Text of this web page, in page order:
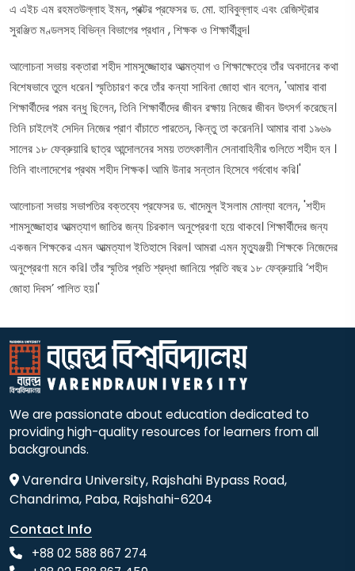
এ এইচ এম রহমতউল্লাহ ইমন, প্রক্টর প্রফেসর ড. মো. হাবিবুল্লাহ এবং রেজিস্ট্রার
সুরঞ্জিত মণ্ডলসহ বিভিন্ন বিভাগের প্রধান , শিক্ষক ও শিক্ষার্থীবৃন্দ।
আলোচনা সভায় বক্তারা শহীদ শামসুজ্জোহার আত্মত্যাগ ও শিক্ষাক্ষেত্রে তাঁর অবদানের কথা
বিশেষভাবে তুলে ধরেন। স্মৃতিচারণ করে তাঁর কন্যা সাবিনা জোহা খান বলেন, 'আমার বাবা
শিক্ষার্থীদের পরম বন্ধু ছিলেন, তিনি শিক্ষার্থীদের জীবন রক্ষায় নিজের জীবন উৎসর্গ করেছেন।
তিনি চাইলেই সেদিন নিজের প্রাণ বাঁচাতে পারতেন, কিন্তু তা করেননি। আমার বাবা ১৯৬৯
সালের ১৮ ফেব্রুয়ারি ছাত্র আন্দোলনের সময় ততৎকালীন সেনাবাহিনীর গুলিতে শহীদ হন ।
তিনি বাংলাদেশের প্রথম শহীদ শিক্ষক। আমি উনার সন্তান হিসেবে গর্ববোধ করি।'
আলোচনা সভায় সভাপতির বক্তব্যে প্রফেসর ড. খাদেমুল ইসলাম মোল্যা বলেন, 'শহীদ
শামসুজ্জোহার আত্মত্যাগ জাতির জন্য চিরকাল অনুপ্রেরণা হয়ে থাকবে। শিক্ষার্থীদের জন্য
একজন শিক্ষকের এমন আত্মত্যাগ ইতিহাসে বিরল। আমরা এমন মৃত্যুঞ্জয়ী শিক্ষকে নিজেদের
অনুপ্রেরণা মনে করি। তাঁর স্মৃতির প্রতি শ্রদ্ধা জানিয়ে প্রতি বছর ১৮ ফেব্রুয়ারি ‘শহীদ
জোহা দিবস’ পালিত হয়।'
We are passionate about education dedicated to
providing high-quality resources for learners from all
backgrounds.
Varendra University, Rajshahi Bypass Road,
Chandrima, Paba, Rajshahi-6204
Contact Info
+88 02 588 867 274